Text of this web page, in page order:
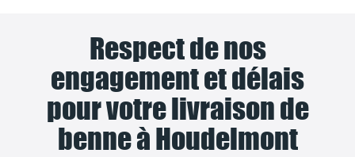
Respect de nos
engagement et délais
pour votre livraison de
benne à Houdelmont